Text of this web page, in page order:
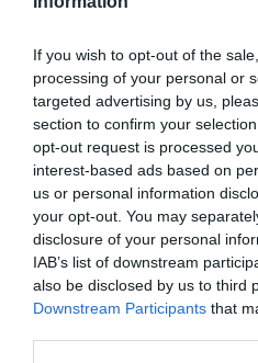
If you wish to opt-out of the
processing of your personal or
targeted advertising by us,
section to confirm your
opt-out request is processed
interest-based ads based on
us or personal information
your opt-out. You may
disclosure of your personal
IAB’s list of downstream
also be disclosed by us to third
Downstream Participants that
El proyecto, que llevaba
consistorio, ha sido uno de
alcalde se marcó al inicio
proyecto necesario. Y
debía ejecutarse este
declaró Pertegaz tras la
añadiendo que el esfuerzo
frutos" y que ahora el foco